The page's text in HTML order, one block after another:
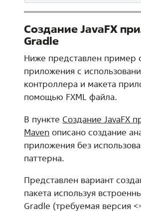
Создание JavaFX
Gradle
Ниже представлен пример
приложения с
контроллера и макета
помощью FXML файла.
В пункте Создание JavaFX
Maven описано создание
приложения без
паттерна.
Представлен вариант
пакета используя
Gradle (требуемая версия